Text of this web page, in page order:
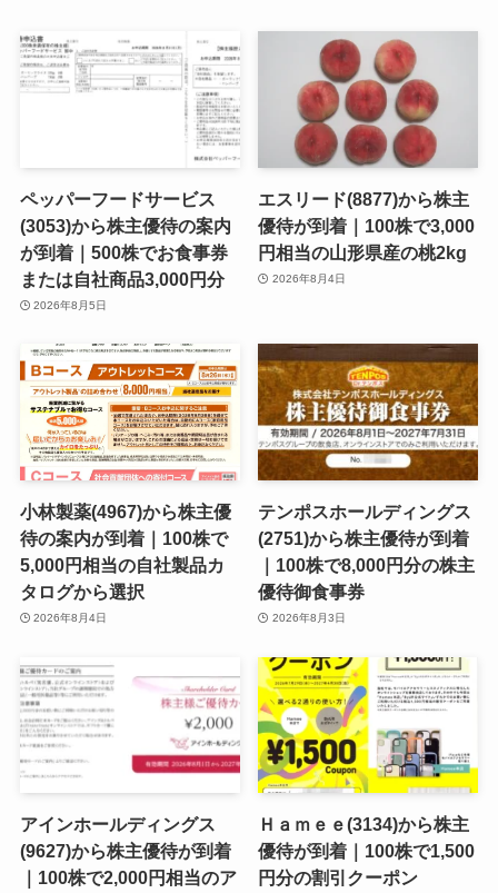
ペッパーフードサービス
(3053)から株主優待の案内
が到着｜500株でお食事券
または自社商品3,000円分
2026年8月5日
エスリード(8877)から株主
優待が到着｜100株で3,000
円相当の山形県産の桃2kg
2026年8月4日
小林製薬(4967)から株主優
待の案内が到着｜100株で
5,000円相当の自社製品カ
タログから選択
2026年8月4日
テンポスホールディングス
(2751)から株主優待が到着
｜100株で8,000円分の株主
優待御食事券
2026年8月3日
アインホールディングス
(9627)から株主優待が到着
｜100株で2,000円相当のア
Ｈａｍｅｅ(3134)から株主
優待が到着｜100株で1,500
円分の割引クーポン